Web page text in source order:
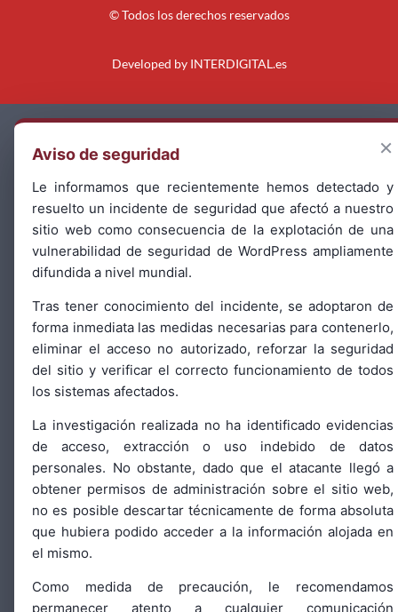
© Todos los derechos reservados
Developed by INTERDIGITAL.es
×
Aviso de seguridad
Le informamos que recientemente hemos detectado y
resuelto un incidente de seguridad que afectó a nuestro
sitio web como consecuencia de la explotación de una
vulnerabilidad de seguridad de WordPress ampliamente
difundida a nivel mundial.
Tras tener conocimiento del incidente, se adoptaron de
forma inmediata las medidas necesarias para contenerlo,
eliminar el acceso no autorizado, reforzar la seguridad
del sitio y verificar el correcto funcionamiento de todos
los sistemas afectados.
La investigación realizada no ha identificado evidencias
de acceso, extracción o uso indebido de datos
personales. No obstante, dado que el atacante llegó a
obtener permisos de administración sobre el sitio web,
no es posible descartar técnicamente de forma absoluta
que hubiera podido acceder a la información alojada en
el mismo.
Como medida de precaución, le recomendamos
permanecer atento a cualquier comunicación
Aviso Legal
Política de Privacidad
Política de Cookies
Configurar